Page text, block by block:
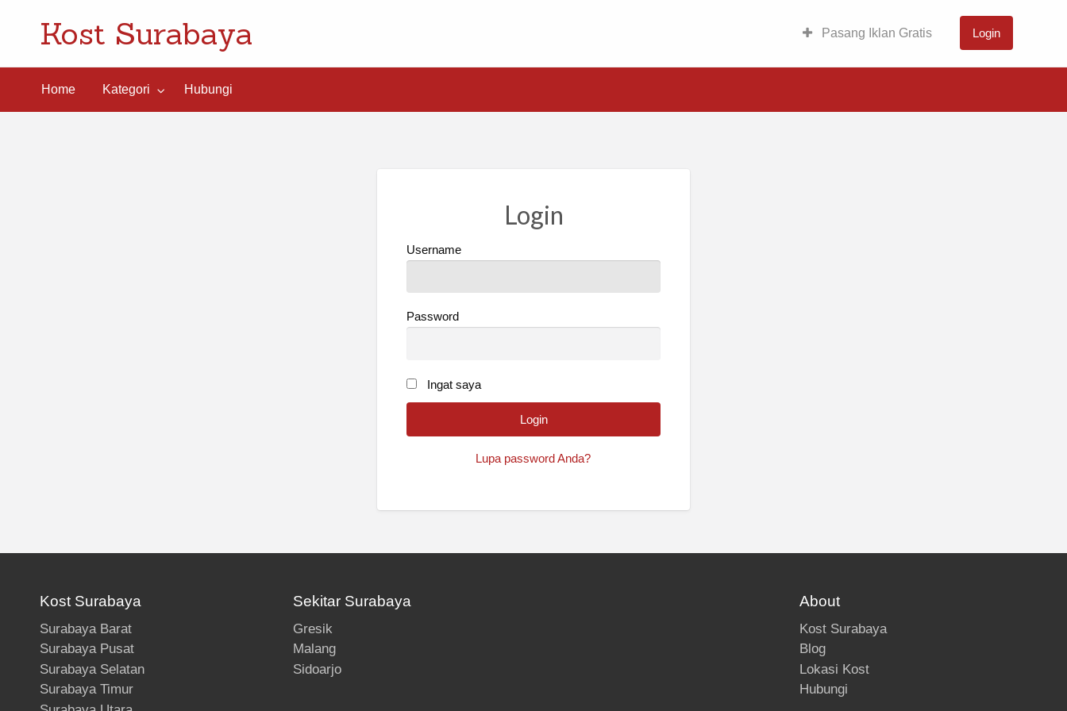
Kost Surabaya Pasang Iklan Gratis Login
Home Kategori Hubungi
Login
Username
Password
Ingat saya
Lupa password Anda?
Kost Surabaya
Surabaya Barat
Surabaya Pusat
Surabaya Selatan
Surabaya Timur
Sekitar Surabaya
Gresik
Malang
Sidoarjo
About
Kost Surabaya
Blog
Lokasi Kost
Hubungi